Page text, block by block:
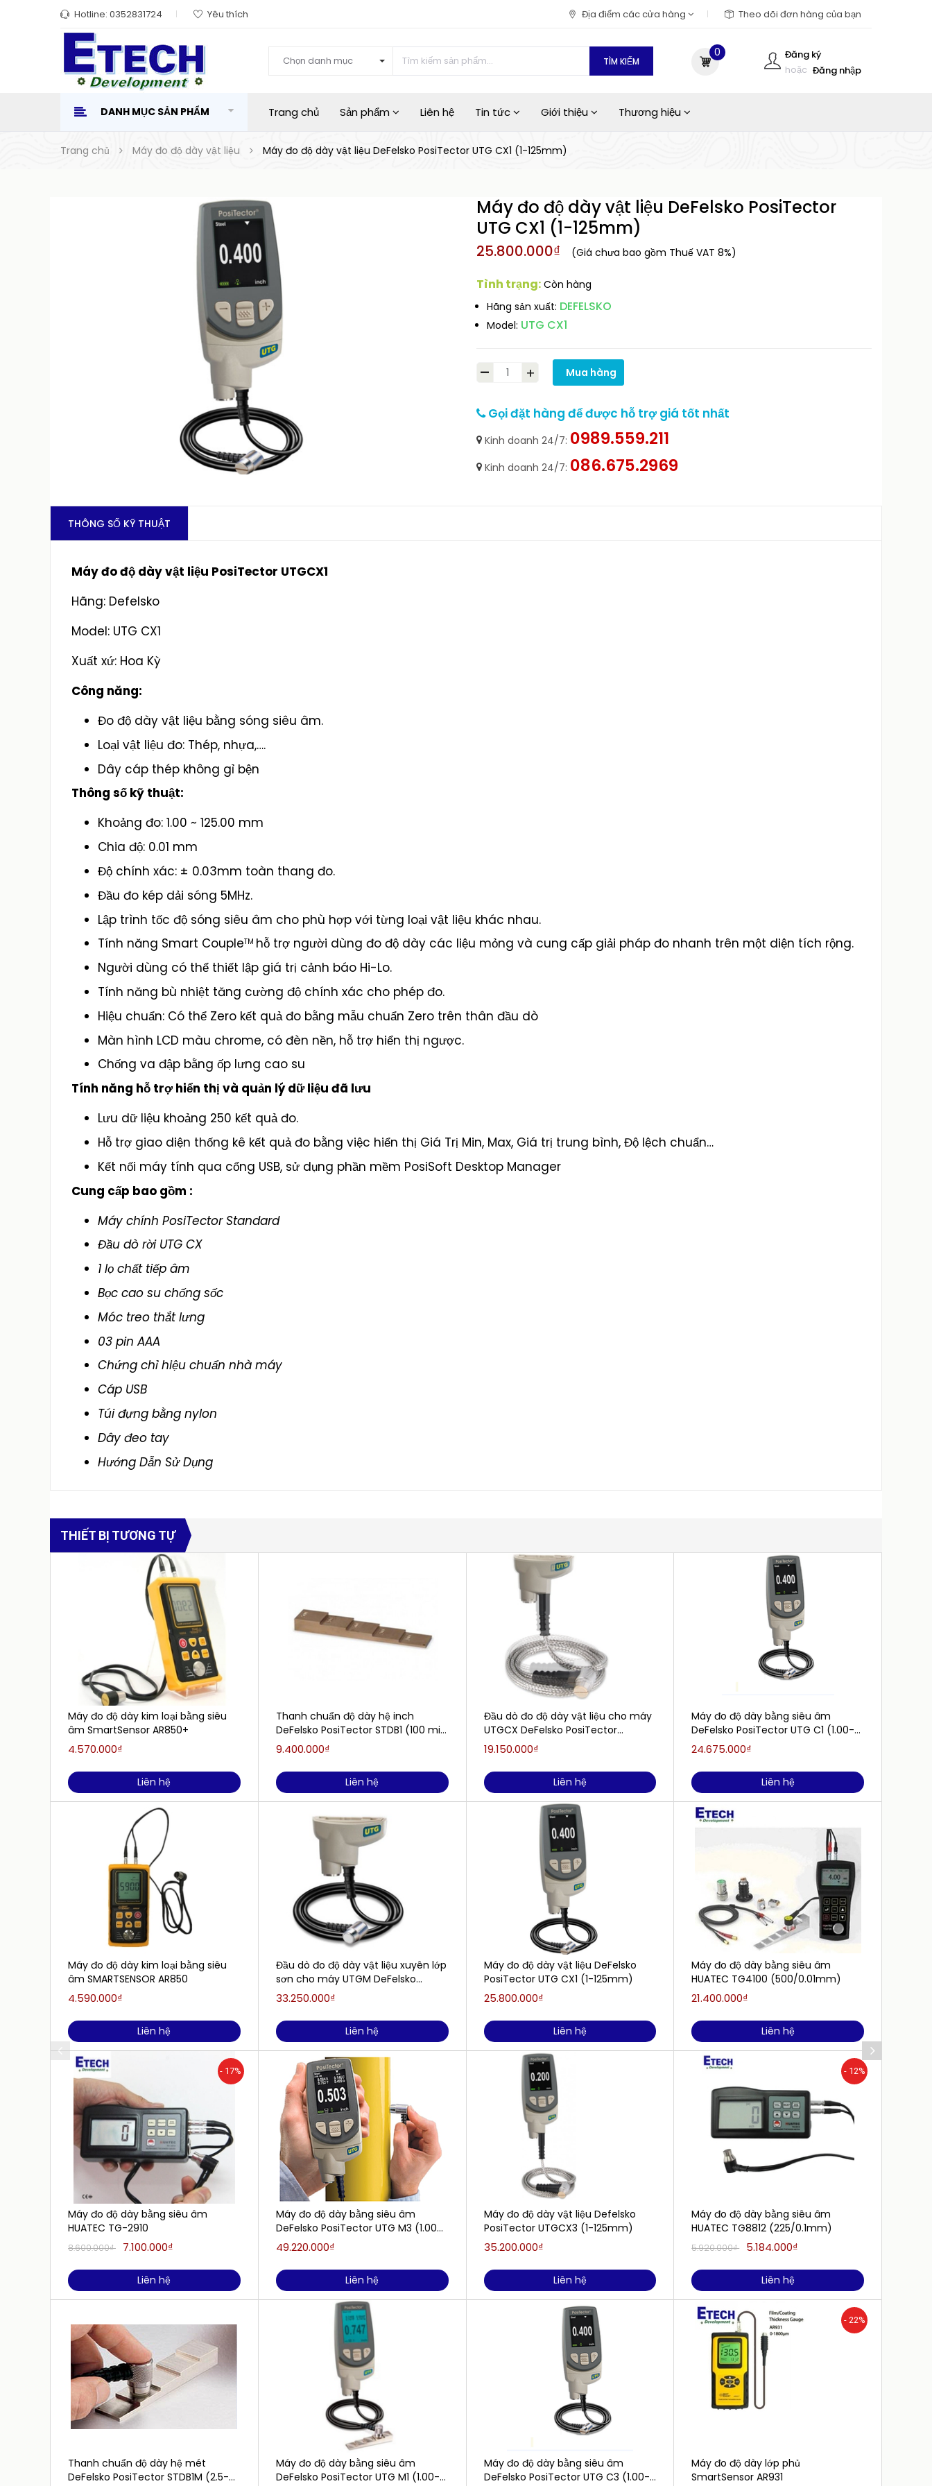
Hotline: 0352831724 Yêu thích Địa điểm các cửa hàng Theo dõi đơn hàng của bạn
Chọn danh mục TÌM KIẾM
Đăng ký
hoặc Đăng nhập
0
DANH MỤC SẢN PHẨM Trang chủ Sản phẩm Liên hệ Tin tức Giới thiệu Thương hiệu
Trang chủ Máy đo độ dày vật liệu Máy đo độ dày vật liệu DeFelsko PosiTector UTG CX1 (1-125mm)
Máy đo độ dày vật liệu DeFelsko PosiTector
UTG CX1 (1-125mm)
25.800.000₫ (Giá chưa bao gồm Thuế VAT 8%)
Tình trạng: Còn hàng
Hãng sản xuất: DEFELSKO
Model: UTG CX1
- + Mua hàng
Gọi đặt hàng để được hỗ trợ giá tốt nhất
Kinh doanh 24/7: 0989.559.211
Kinh doanh 24/7: 086.675.2969
THÔNG SỐ KỸ THUẬT
Máy đo độ dày vật liệu PosiTector UTGCX1
Hãng: Defelsko
Model: UTG CX1
Xuất xứ: Hoa Kỳ
Công năng:
Đo độ dày vật liệu bằng sóng siêu âm.
Loại vật liệu đo: Thép, nhựa,….
Dây cáp thép không gỉ bện
Thông số kỹ thuật:
Khoảng đo: 1.00 ~ 125.00 mm
Chia độ: 0.01 mm
Độ chính xác: ± 0.03mm toàn thang đo.
Đầu đo kép dải sóng 5MHz.
Lập trình tốc độ sóng siêu âm cho phù hợp với từng loại vật liệu khác nhau.
Tính năng Smart CoupleTM hỗ trợ người dùng đo độ dày các liệu mỏng và cung cấp giải pháp đo nhanh trên một diện tích rộng.
Người dùng có thể thiết lập giá trị cảnh báo Hi-Lo.
Tính năng bù nhiệt tăng cường độ chính xác cho phép đo.
Hiệu chuẩn: Có thể Zero kết quả đo bằng mẫu chuẩn Zero trên thân đầu dò
Màn hình LCD màu chrome, có đèn nền, hỗ trợ hiển thị ngược.
Chống va đập bằng ốp lưng cao su
Tính năng hỗ trợ hiển thị và quản lý dữ liệu đã lưu
Lưu dữ liệu khoảng 250 kết quả đo.
Hỗ trợ giao diện thống kê kết quả đo bằng việc hiển thị Giá Trị Min, Max, Giá trị trung bình, Độ lệch chuẩn…
Kết nối máy tính qua cổng USB, sử dụng phần mềm PosiSoft Desktop Manager
Cung cấp bao gồm :
Máy chính PosiTector Standard
Đầu dò rời UTG CX
1 lọ chất tiếp âm
Bọc cao su chống sốc
Móc treo thắt lưng
03 pin AAA
Chứng chỉ hiệu chuẩn nhà máy
Cáp USB
Túi đựng bằng nylon
Dây đeo tay
Hướng Dẫn Sử Dụng
THIẾT BỊ TƯƠNG TỰ
Máy đo độ dày kim loại bằng siêu
âm SmartSensor AR850+
4.570.000₫
Liên hệ
Máy đo độ dày kim loại bằng siêu
âm SMARTSENSOR AR850
4.590.000₫
Liên hệ
- 17%
Máy đo độ dày bằng siêu âm
HUATEC TG-2910
8.600.000₫ 7.100.000₫
Liên hệ
Thanh chuẩn độ dày hệ mét
DeFelsko PosiTector STDB1M (2.5-
Thanh chuẩn độ dày hệ inch
DeFelsko PosiTector STDB1 (100 mil
- 500 mil)
9.400.000₫
Liên hệ
Đầu dò đo độ dày vật liệu xuyên lớp
sơn cho máy UTGM DeFelsko
PosiTector PRBUTGM (1-125mm)
33.250.000₫
Liên hệ
Máy đo độ dày bằng siêu âm
DeFelsko PosiTector UTG M3 (1.00-
125.00 mm, đo qua lớp sơn, hiển thị
49.220.000₫
Liên hệ
Máy đo độ dày bằng siêu âm
DeFelsko PosiTector UTG M1 (1.00-
Đầu dò đo độ dày vật liệu cho máy
UTGCX DeFelsko PosiTector
PRBUTGCX (1-125mm)
19.150.000₫
Liên hệ
Máy đo độ dày vật liệu DeFelsko
PosiTector UTG CX1 (1-125mm)
25.800.000₫
Liên hệ
Máy đo độ dày vật liệu Defelsko
PosiTector UTGCX3 (1-125mm)
35.200.000₫
Liên hệ
Máy đo độ dày bằng siêu âm
DeFelsko PosiTector UTG C3 (1.00-
Máy đo độ dày bằng siêu âm
DeFelsko PosiTector UTG C1 (1.00-
125.00 mm)
24.675.000₫
Liên hệ
Máy đo độ dày bằng siêu âm
HUATEC TG4100 (500/0.01mm)
21.400.000₫
Liên hệ
- 12%
Máy đo độ dày bằng siêu âm
HUATEC TG8812 (225/0.1mm)
5.920.000₫ 5.184.000₫
Liên hệ
- 22%
Máy đo độ dày lớp phủ
SmartSensor AR931